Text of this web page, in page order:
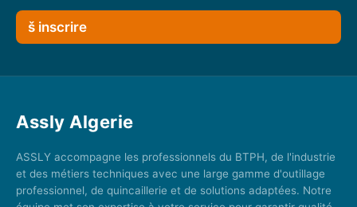
š inscrire
Assly Algerie
ASSLY accompagne les professionnels du BTPH, de l'industrie
et des métiers techniques avec une large gamme d'outillage
professionnel, de quincaillerie et de solutions adaptées. Notre